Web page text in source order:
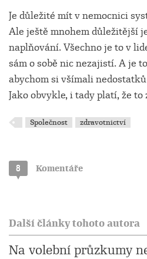
Je důležité mít v nemocnici
Ale ještě mnohem důležitější
naplňování. Všechno je to v
sám o sobě nic nezajistí. A je
abychom si všímali
Jako obvykle, i tady platí, že to
Společnost zdravotnictví
8 Komentáře
Další články tohoto autora
Na volební průzkumy